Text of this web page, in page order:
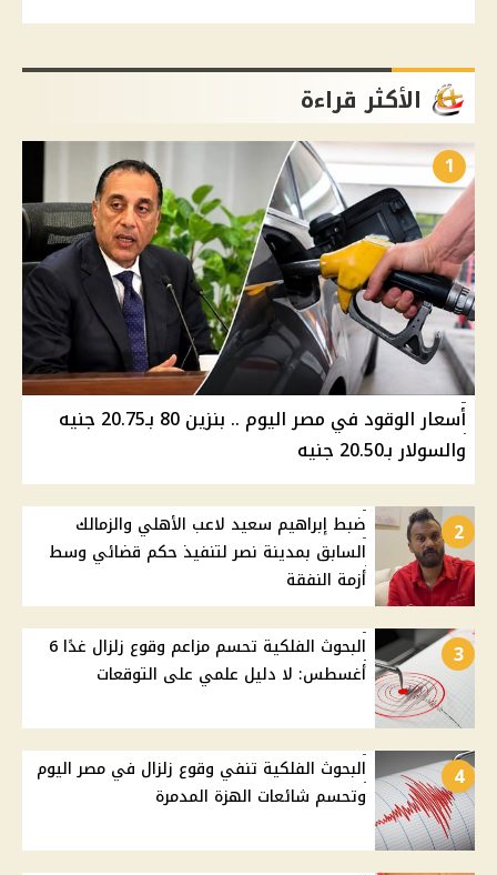
الأكثر قراءة
1
أسعار الوقود في مصر اليوم .. بنزين 80 بـ20.75 جنيه
والسولار بـ20.50 جنيه
2
ضبط إبراهيم سعيد لاعب الأهلي والزمالك
السابق بمدينة نصر لتنفيذ حكم قضائي وسط
أزمة النفقة
3
البحوث الفلكية تحسم مزاعم وقوع زلزال غدًا 6
أغسطس: لا دليل علمي على التوقعات
4
البحوث الفلكية تنفي وقوع زلزال في مصر اليوم
وتحسم شائعات الهزة المدمرة